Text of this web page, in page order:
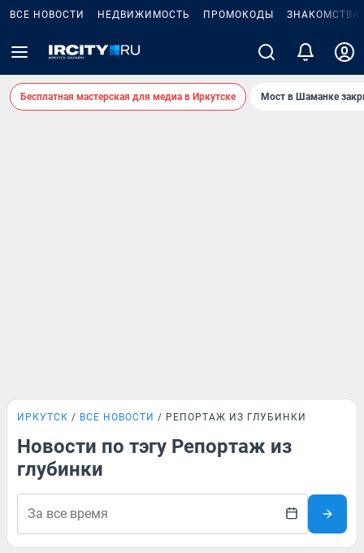
ВСЕ НОВОСТИ НЕДВИЖИМОСТЬ ПРОМОКОДЫ ЗНАКОМСТВА
Бесплатная мастерская для медиа в Иркутске Мост в Шаманке
ИРКУТСК ВСЕ НОВОСТИ РЕПОРТАЖ ИЗ ГЛУБИНКИ
Новости по тэгу Репортаж из
глубинки